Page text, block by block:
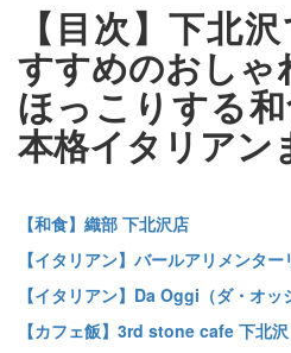
【目次】下北
すすめのおしゃ
ほっこりする
本格イタリアン
【和食】織部 下北沢店
【イタリアン】バールアリメンター
【イタリアン】Da Oggi（ダ・オッ
【カフェ飯】3rd stone cafe 下北沢